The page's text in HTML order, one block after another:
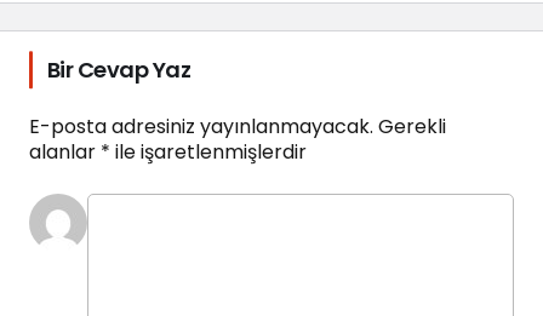
Bir Cevap Yaz
E-posta adresiniz yayınlanmayacak. Gerekli
alanlar * ile işaretlenmişlerdir